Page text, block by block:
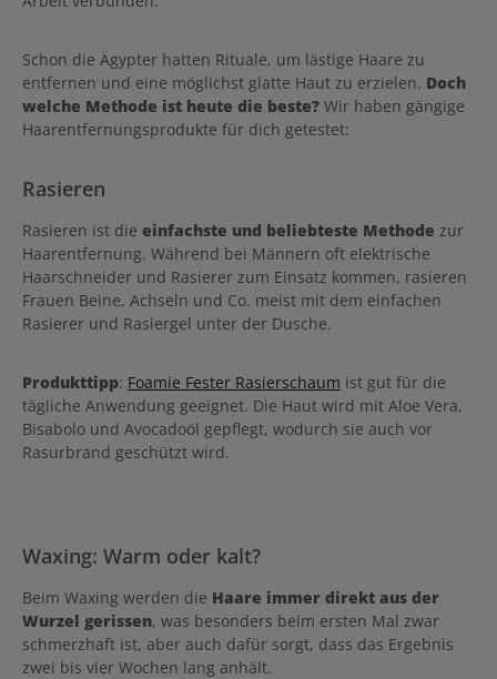
Schon die Ägypter hatten Rituale, um lästige Haare zu
entfernen und eine möglichst glatte Haut zu erzielen. Doch
welche Methode ist heute die beste? Wir haben gängige
Haarentfernungsprodukte für dich getestet:
Rasieren
Rasieren ist die einfachste und beliebteste Methode zur
Haarentfernung. Während bei Männern oft elektrische
Haarschneider und Rasierer zum Einsatz kommen, rasieren
Frauen Beine, Achseln und Co. meist mit dem einfachen
Rasierer und Rasiergel unter der Dusche.
Produkttipp: Foamie Fester Rasierschaum ist gut für die
tägliche Anwendung geeignet. Die Haut wird mit Aloe Vera,
Bisabolo und Avocadoöl gepflegt, wodurch sie auch vor
Rasurbrand geschützt wird.
Waxing: Warm oder kalt?
Beim Waxing werden die Haare immer direkt aus der
Wurzel gerissen, was besonders beim ersten Mal zwar
schmerzhaft ist, aber auch dafür sorgt, dass das Ergebnis
zwei bis vier Wochen lang anhält.